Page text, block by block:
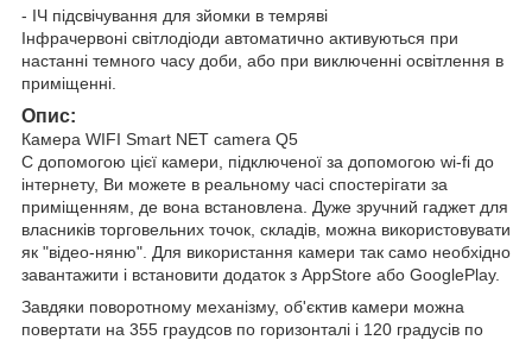
- ІЧ підсвічування для зйомки в темряві
Інфрачервоні світлодіоди автоматично активуються при
настанні темного часу доби, або при виключенні освітлення в
приміщенні.
Опис:
Камера WIFI Smart NET camera Q5
C допомогою цієї камери, підключеної за допомогою wi-fi до
інтернету, Ви можете в реальному часі спостерігати за
приміщенням, де вона встановлена. Дуже зручний гаджет для
власників торговельних точок, складів, можна використовувати
як "відео-няню". Для використання камери так само необхідно
завантажити і встановити додаток з AppStore або GooglePlay.
Завдяки поворотному механізму, об'єктив камери можна
повертати на 355 граудсов по горизонталі і 120 градусів по